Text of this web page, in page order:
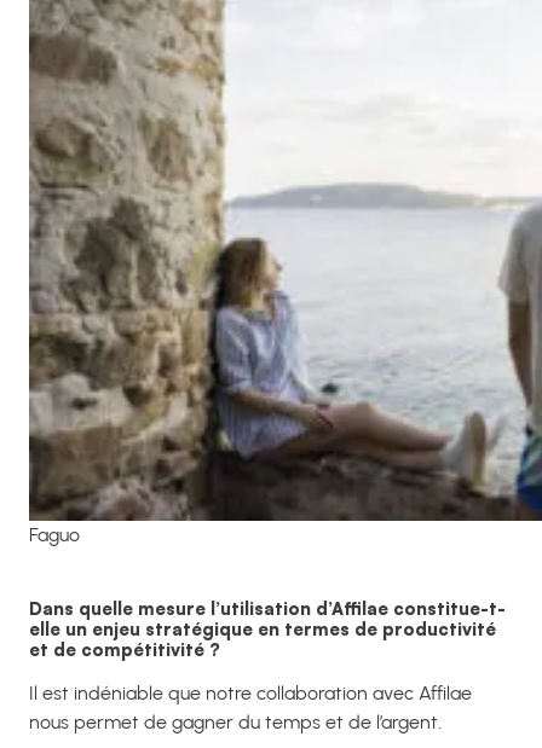
Faguo
Dans quelle mesure l’utilisation d’Affilae constitue-t-
elle un enjeu stratégique en termes de productivité
et de compétitivité ?
Il est indéniable que notre collaboration avec Affilae
nous permet de gagner du temps et de l’argent.